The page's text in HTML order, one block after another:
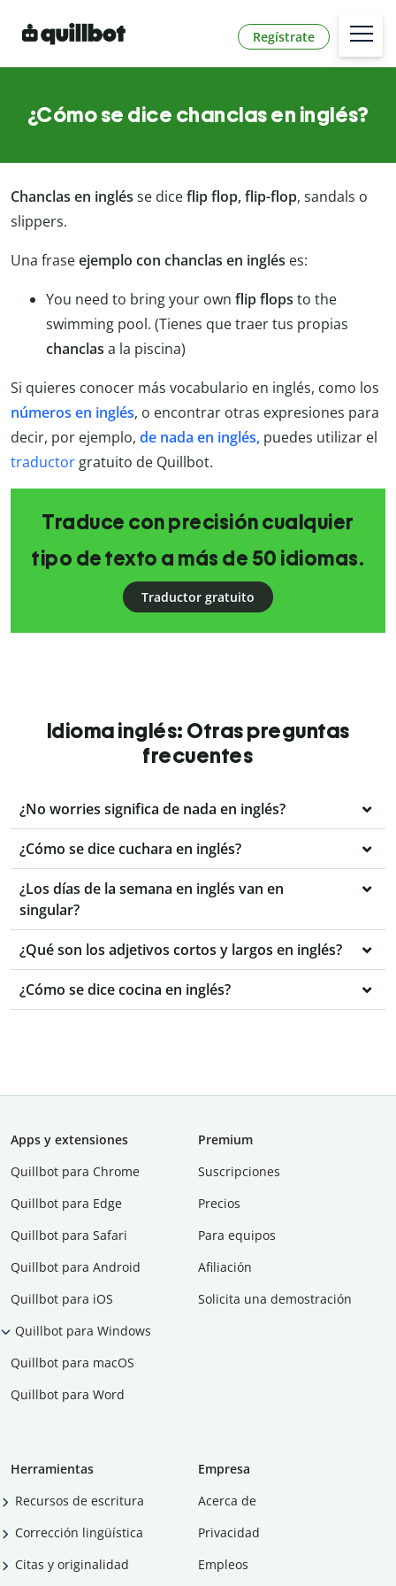
Regístrate
¿Cómo se dice chanclas en inglés?
Chanclas en inglés se diceflip flop, flip-flop, sandals o
slippers.
Una fraseejemplo con chanclas en inglés es:
You need to bring your own flip flops to the
swimming pool. (Tienes que traer tus propias
chanclas a la piscina)
Si quieres conocer más vocabulario en inglés, como los
números en inglés, o encontrar otras expresiones para
decir, por ejemplo, de nada en inglés, puedes utilizar el
traductor gratuito de Quillbot.
Traduce con precisión cualquier
tipo de texto a más de 50 idiomas.
Traductor gratuito
Idioma inglés: Otras preguntas
frecuentes
¿No worries significa de nada en inglés?
¿Cómo se dice cuchara en inglés?
¿Los días de la semana en inglés van en
singular?
¿Qué son los adjetivos cortos y largos en inglés?
¿Cómo se dice cocina en inglés?
Apps y extensiones
Quillbot para Chrome
Quillbot para Edge
Quillbot para Safari
Quillbot para Android
Quillbot para iOS
Quillbot para Windows
Quillbot para macOS
Quillbot para Word
Premium
Suscripciones
Precios
Para equipos
Afiliación
Solicita una demostración
Herramientas
Recursos de escritura
Corrección lingüística
Citas y originalidad
Empresa
Acerca de
Privacidad
Empleos